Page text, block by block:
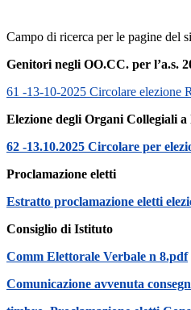
Campo di ricerca per le pagine del
Genitori negli OO.CC. per l’a.s.
61 -13-10-2025 Circolare elezione
Elezione degli Organi Collegiali a
62 -13.10.2025 Circolare per
Proclamazione eletti
Estratto proclamazione eletti
Consiglio di Istituto
Comm Elettorale Verbale n 8.pdf
Comunicazione avvenuta